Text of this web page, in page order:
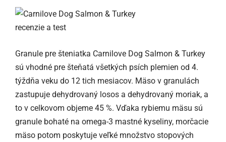
Granule pre šteniatka Carnilove Dog Salmon & Turkey
sú vhodné pre šteňatá všetkých psích plemien od 4.
týždňa veku do 12 tich mesiacov. Mäso v granulách
zastupuje dehydrovaný losos a dehydrovaný moriak, a
to v celkovom objeme 45 %. Vďaka rybiemu mäsu sú
granule bohaté na omega-3 mastné kyseliny, morčacie
mäso potom poskytuje veľké množstvo stopových